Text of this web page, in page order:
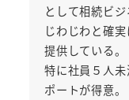
として相続ビ
じわじわと確
提供している。
特に社員５人
ポートが得意。